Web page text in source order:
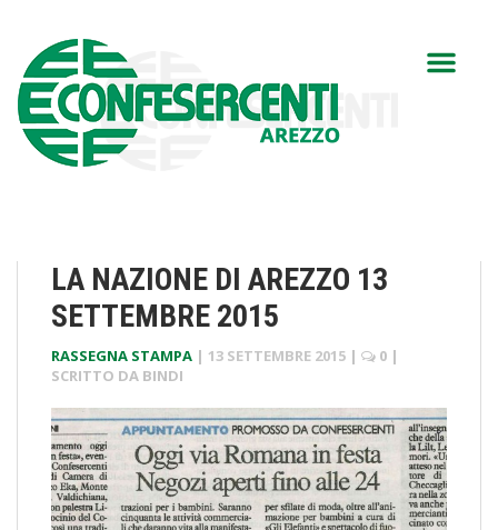
LA NAZIONE DI AREZZO 13
SETTEMBRE 2015
RASSEGNA STAMPA | 13 SETTEMBRE 2015 | 0 |
SCRITTO DA BINDI